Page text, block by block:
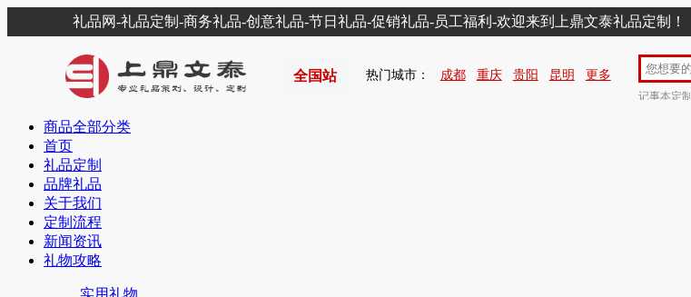
礼品网-礼品定制-商务礼品-创意礼品-节日礼品-促销礼品-员工福利-欢迎来到上鼎文泰礼品定制！
全国站 热门城市： 成都 重庆 贵阳 昆明 更多
记事本定制
商品全部分类
首页
礼品定制
品牌礼品
关于我们
定制流程
新闻资讯
礼物攻略
实用礼物